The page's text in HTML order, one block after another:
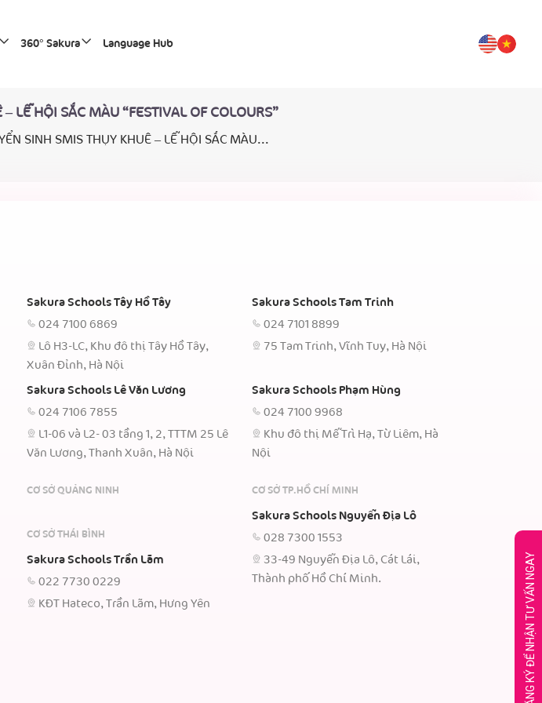
360° Sakura Language Hub
LỄ HỘI SẮC MÀU “FESTIVAL OF COLOURS”
SINH SMIS THỤY KHUÊ – LỄ HỘI SẮC MÀU...
Sakura Schools Tây Hồ Tây
024 7100 6869
Lô H3-LC, Khu đô thị Tây Hồ Tây,
Xuân Đỉnh, Hà Nội
Sakura Schools Tam Trinh
024 7101 8899
75 Tam Trinh, Vĩnh Tuy, Hà Nội
Sakura Schools Lê Văn Lương
024 7106 7855
L1-06 và L2- 03 tầng 1, 2, TTTM 25 Lê
Văn Lương, Thanh Xuân, Hà Nội
Sakura Schools Phạm Hùng
024 7100 9968
Khu đô thị Mễ Trì Hạ, Từ Liêm, Hà
Nội
CƠ SỞ QUẢNG NINH
CƠ SỞ THÁI BÌNH
Sakura Schools Trần Lãm
022 7730 0229
KĐT Hateco, Trần Lãm, Hưng Yên
CƠ SỞ TP.HỒ CHÍ MINH
Sakura Schools Nguyễn Địa Lô
028 7300 1553
33-49 Nguyễn Địa Lô, Cát Lái,
Thành phố Hồ Chí Minh.
ĐĂNG KÝ ĐỂ NHẬN TƯ VẤN NGAY